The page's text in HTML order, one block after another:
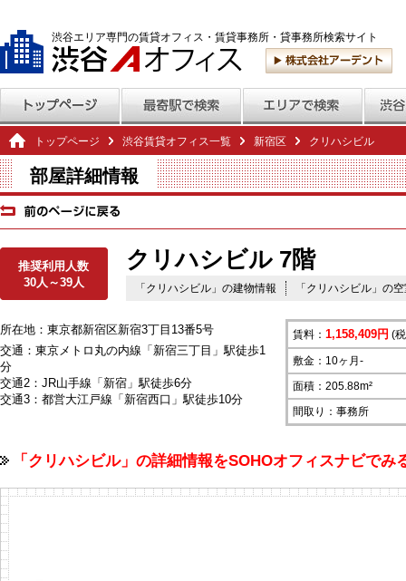
渋谷エリア専門の賃貸オフィス・賃貸事務所・貸事務所検索サイト
トップページ 渋谷賃貸オフィス一覧 新宿区 クリハシビル
部屋詳細情報
推奨利用人数
30人～39人
クリハシビル 7階
「クリハシビル」の建物情報 「クリハシビル」の
所在地：東京都新宿区新宿3丁目13番5号
交通：東京メトロ丸の内線「新宿三丁目」駅徒歩1
分
交通2：JR山手線「新宿」駅徒歩6分
交通3：都営大江戸線「新宿西口」駅徒歩10分
賃料： 1,158,409円 (
敷金：10ヶ月-
面積：205.88m²
間取り：事務所
「クリハシビル」の詳細情報をSOHOオフィスナビで